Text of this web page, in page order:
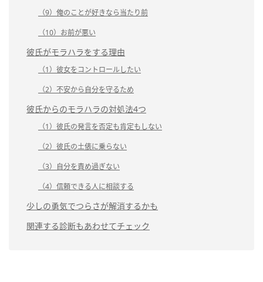
（9）俺のことが好きなら当たり前
（10）お前が悪い
彼氏がモラハラをする理由
（1）彼女をコントロールしたい
（2）不安から自分を守るため
彼氏からのモラハラの対処法4つ
（1）彼氏の発言を否定も肯定もしない
（2）彼氏の土俵に乗らない
（3）自分を責め過ぎない
（4）信頼できる人に相談する
少しの勇気でつらさが解消するかも
関連する診断もあわせてチェック